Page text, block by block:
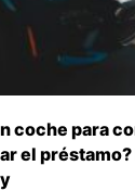
coche para
el préstamo?